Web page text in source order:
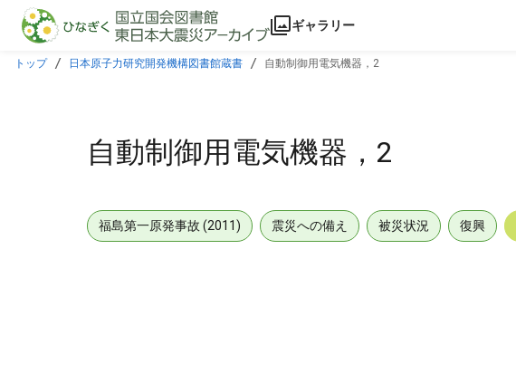
本文に飛ぶ
ギャラリー
トップ 日本原子力研究開発機構図書館蔵書 自動制御用電気機器，2
自動制御用電気機器，2
福島第一原発事故 (2011) 震災への備え 被災状況 復興